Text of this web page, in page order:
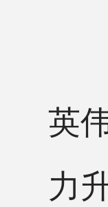
英
力